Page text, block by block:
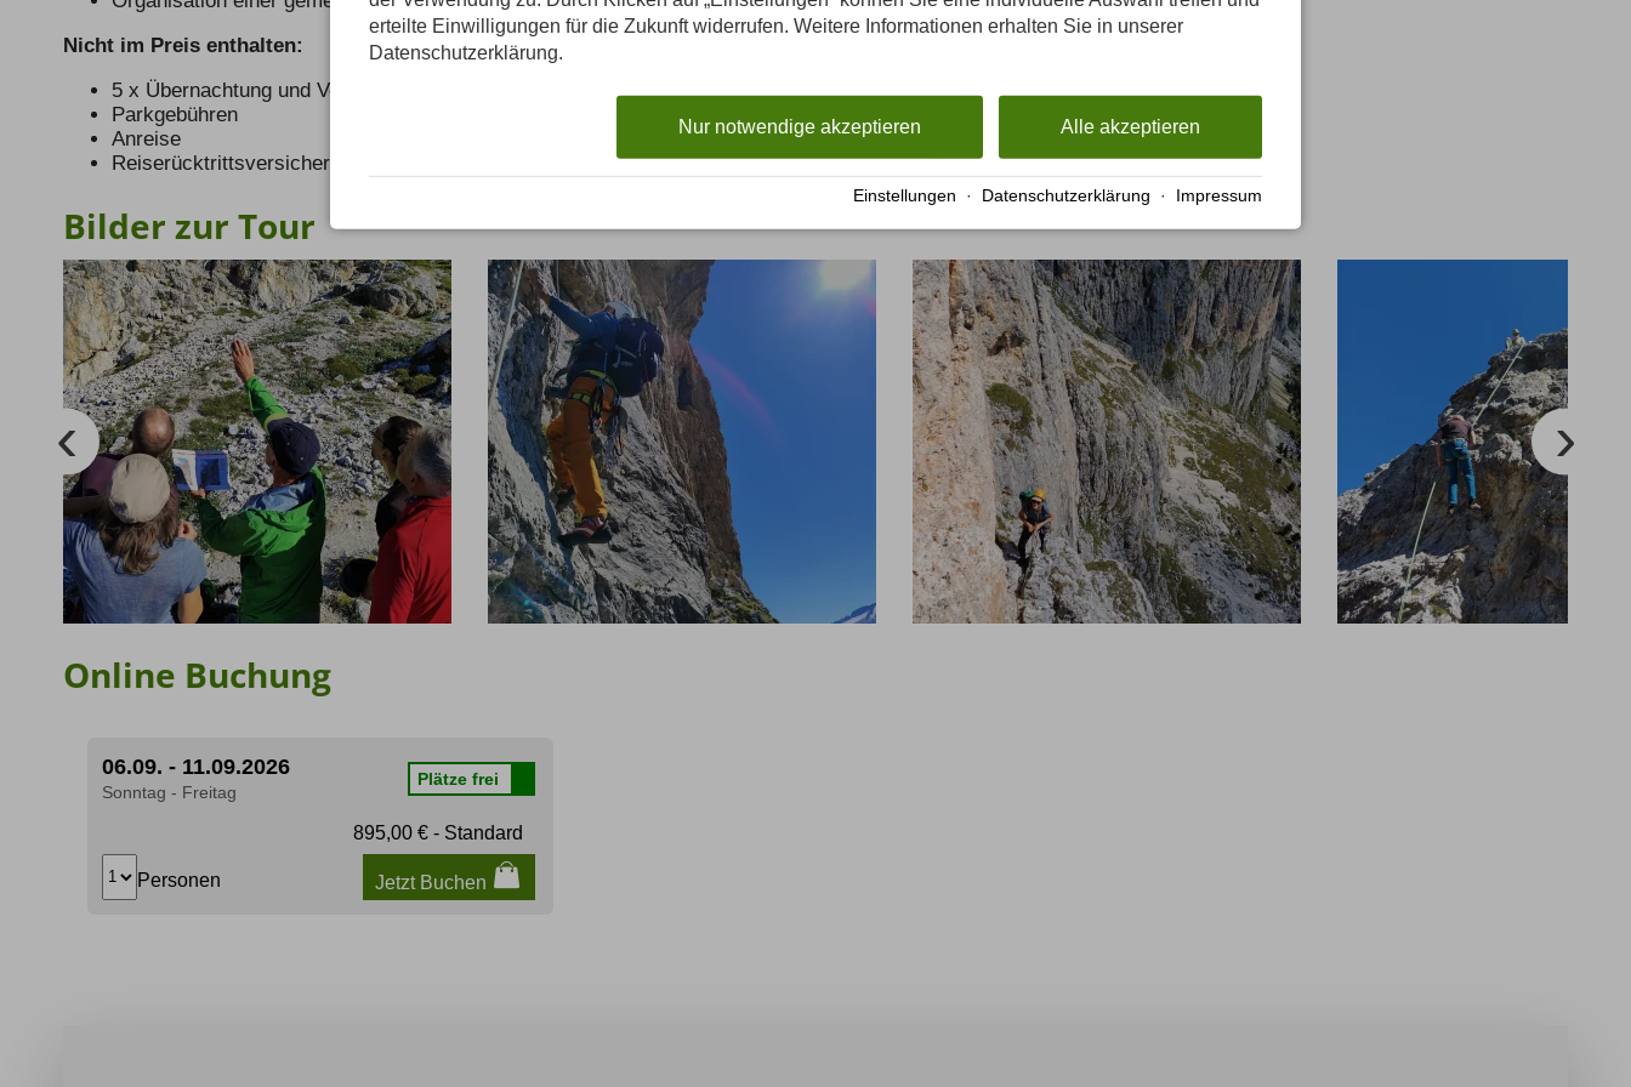
Nicht im Preis enthalten:
5 x Übernachtung und Verpflegung
Parkgebühren
Anreise
Reiserücktrittsversicherung
Bilder zur Tour
Online Buchung
06.09. - 11.09.2026
Sonntag - Freitag
Plätze frei
895,00 € - Standard
Personen Jetzt Buchen
erteilte Einwilligungen für die Zukunft widerrufen. Weitere Informationen erhalten Sie in unserer
Datenschutzerklärung.
Alle akzeptieren
Nur notwendige akzeptieren
Einstellungen · Datenschutzerklärung · Impressum